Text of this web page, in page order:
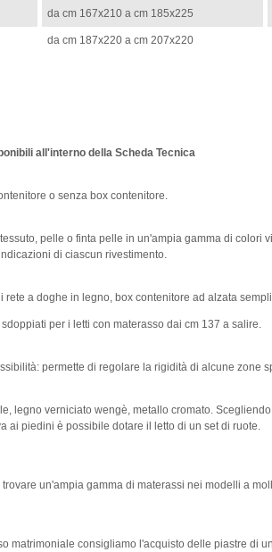
da cm 167x210 a cm 185x225
da cm 187x220 a cm 207x220
all'interno della Scheda Tecnica
o senza box contenitore.
pelle o finta pelle in un'ampia gamma di colori
di ciascun rivestimento.
rete a doghe in legno, box contenitore ad alzata
per i letti con materasso dai cm 137 a salire.
permette di regolare la rigidità di alcune zone
legno verniciato wengè, metallo cromato.
ai piedini è possibile dotare il letto di un set di ruote.
un'ampia gamma di materassi nei modelli a
matrimoniale consigliamo l'acquisto delle piastre di